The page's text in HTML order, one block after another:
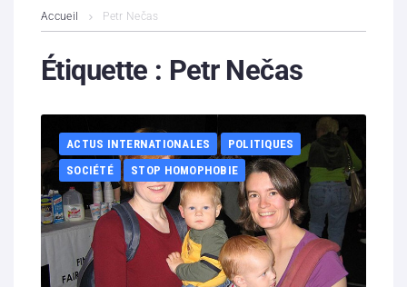
Contenus litigieux
Boutique
Partenaires
Contacts
Hébergement solidaire
Accueil Petr Nečas
Étiquette : Petr Nečas
ACTUS INTERNATIONALES
POLITIQUES
SOCIÉTÉ
STOP HOMOPHOBIE